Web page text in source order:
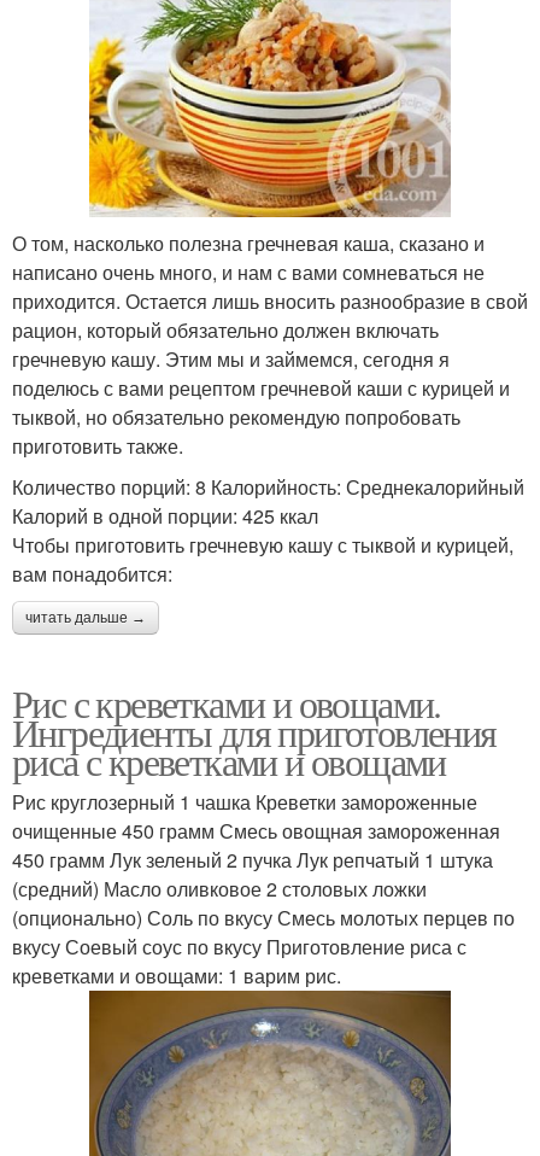
О том, насколько полезна гречневая каша, сказано и
написано очень много, и нам с вами сомневаться не
приходится. Остается лишь вносить разнообразие в свой
рацион, который обязательно должен включать
гречневую кашу. Этим мы и займемся, сегодня я
поделюсь с вами рецептом гречневой каши с курицей и
тыквой, но обязательно рекомендую попробовать
приготовить также.
Количество порций: 8 Калорийность: Среднекалорийный
Калорий в одной порции: 425 ккал
Чтобы приготовить гречневую кашу с тыквой и курицей,
вам понадобится:
читать дальше →
Рис с креветками и овощами.
Ингредиенты для приготовления
риса с креветками и овощами
Рис круглозерный 1 чашка Креветки замороженные
очищенные 450 грамм Смесь овощная замороженная
450 грамм Лук зеленый 2 пучка Лук репчатый 1 штука
(средний) Масло оливковое 2 столовых ложки
(опционально) Соль по вкусу Смесь молотых перцев по
вкусу Соевый соус по вкусу Приготовление риса с
креветками и овощами: 1 варим рис.